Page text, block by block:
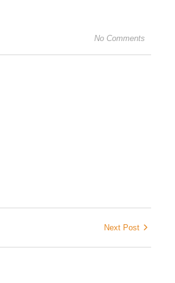
No Comments
Next Post